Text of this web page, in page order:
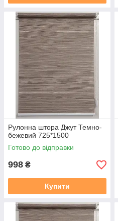
Рулонна штора Джут Темно-
бежевий 725*1500
Готово до відправки
998 ₴
Купити